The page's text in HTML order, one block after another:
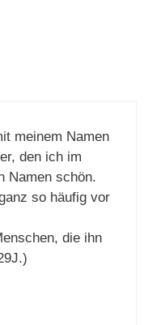
meinem Namen
den ich im
Namen schön.
so häufig vor
die ihn